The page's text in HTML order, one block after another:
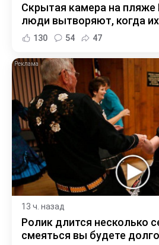
Скрытая камера на
люди вытворяют, когда их
130 54 47
13 ч. назад
Ролик длится несколько
смеяться вы будете долго